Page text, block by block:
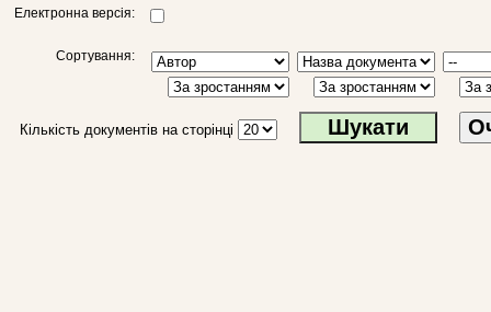
Електронна версія:
Сортування:
Кількість документів на сторінці